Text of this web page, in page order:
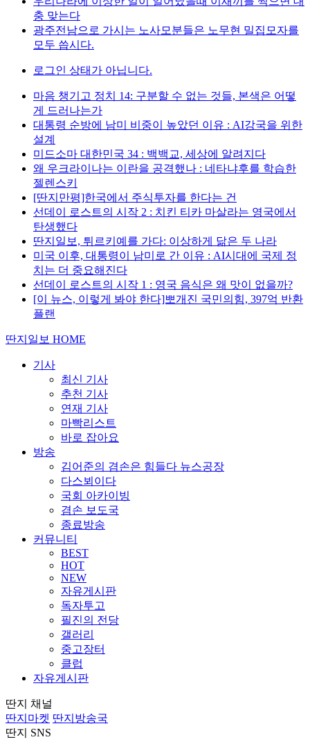
충 맞는다
광주전남으로 가시는 노사모분들은 노무현 밀집모자를
모두 씁시다.
로그인 상태가 아닙니다.
마음 챙기고 정치 14: 구분할 수 없는 것들, 본색은 어떻
게 드러나는가
대통령 순방에 남미 비중이 높았던 이유 : AI강국을 위한
설계
미드소마 대한민국 34 : 백백교, 세상에 알려지다
왜 우크라이나는 이란을 공격했나 : 네타냐후를 학습한
젤렌스키
[딴지만평]한국에서 주식투자를 한다는 건
선데이 로스트의 시작 2 : 치킨 티카 마살라는 영국에서
탄생했다
딴지일보, 튀르키예를 가다: 이상하게 닮은 두 나라
미국 이후, 대통령이 남미로 간 이유 : AI시대에 국제 정
치는 더 중요해진다
선데이 로스트의 시작 1 : 영국 음식은 왜 맛이 없을까?
[이 뉴스, 이렇게 봐야 한다]뽀개진 국민의힘, 397억 반환
플랜
딴지일보 HOME
기사
최신 기사
추천 기사
연재 기사
마빡리스트
바로 잡아요
방송
김어준의 겸손은 힘들다 뉴스공장
다스뵈이다
국회 아카이빙
겸손 보도국
종료방송
커뮤니티
BEST
HOT
NEW
자유게시판
독자투고
필진의 전당
갤러리
중고장터
클럽
자유게시판
딴지 채널
딴지마켓 딴지방송국
딴지 SNS